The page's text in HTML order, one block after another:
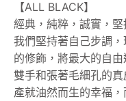
【ALL BLACK】
經典，純粹，誠實，
我們堅持著自己步調
的修飾，將最大的自
雙手和張著毛細孔的
產就油然而生的幸福